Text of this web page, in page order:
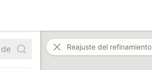
Reajuste del refinamiento